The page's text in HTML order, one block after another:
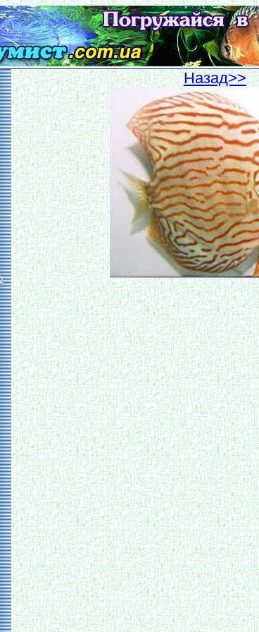
Hазад>>